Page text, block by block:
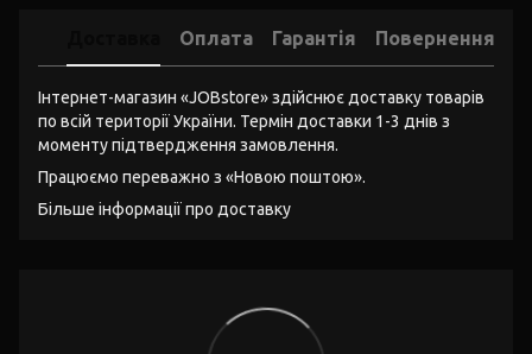
Оплата Гарантія Повернення
Інтернет-магазин «JOBstore» здійснює доставку товарів
по всій території України. Термін доставки 1-3 днів з
моменту підтвердження замовлення.
Працюємо переважно з «Новою поштою».
Більше інформації про доставку